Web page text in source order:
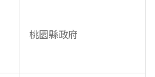
桃園縣政府